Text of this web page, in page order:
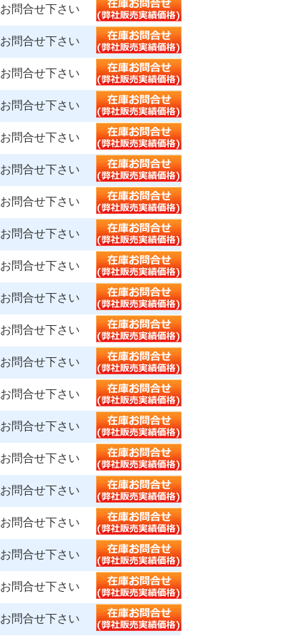
お問合せ下さい
お問合せ下さい
お問合せ下さい
お問合せ下さい
お問合せ下さい
お問合せ下さい
お問合せ下さい
お問合せ下さい
お問合せ下さい
お問合せ下さい
お問合せ下さい
お問合せ下さい
お問合せ下さい
お問合せ下さい
お問合せ下さい
お問合せ下さい
お問合せ下さい
お問合せ下さい
お問合せ下さい
お問合せ下さい